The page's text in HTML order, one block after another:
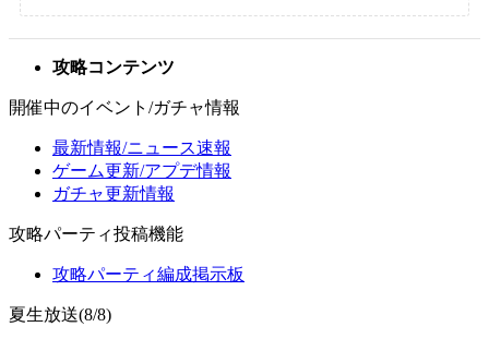
攻略コンテンツ
開催中のイベント/ガチャ情報
最新情報/ニュース速報
ゲーム更新/アプデ情報
ガチャ更新情報
攻略パーティ投稿機能
攻略パーティ編成掲示板
夏生放送(8/8)